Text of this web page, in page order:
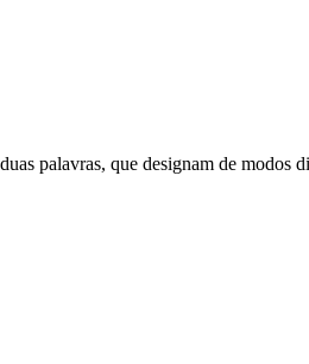
palavras, que designam de modos